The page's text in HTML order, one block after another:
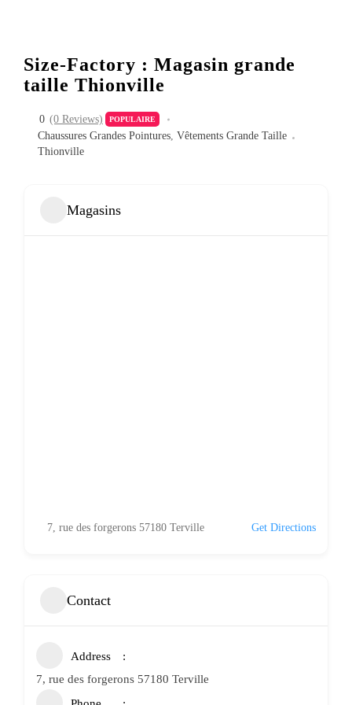
Size-Factory : Magasin grande
taille Thionville
0 (0 Reviews) POPULAIRE
Chaussures Grandes Pointures, Vêtements Grande Taille
Thionville
Magasins
7, rue des forgerons 57180 Terville Get Directions
Contact
Address
7, rue des forgerons 57180 Terville